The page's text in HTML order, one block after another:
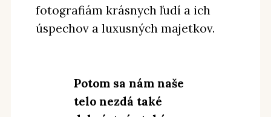
fotografiám krásnych ľudí a ich
úspechov a luxusných majetkov.
Potom sa nám naše
telo nezdá také